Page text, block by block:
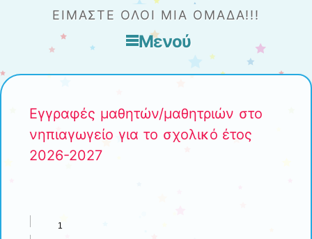
ΕΊΜΑΣΤΕ ΌΛΟΙ ΜΊΑ ΟΜΆΔΑ!!!
Μενού
Εγγραφές μαθητών/μαθητριών στο
νηπιαγωγείο για το σχολικό έτος
2026-2027